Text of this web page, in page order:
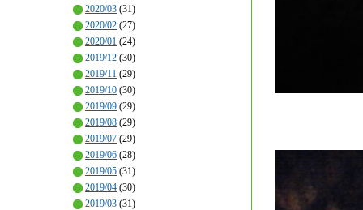
2020/03 (31)
2020/02 (27)
2020/01 (24)
2019/12 (30)
2019/11 (29)
2019/10 (30)
2019/09 (29)
2019/08 (29)
2019/07 (29)
2019/06 (28)
2019/05 (31)
2019/04 (30)
2019/03 (31)